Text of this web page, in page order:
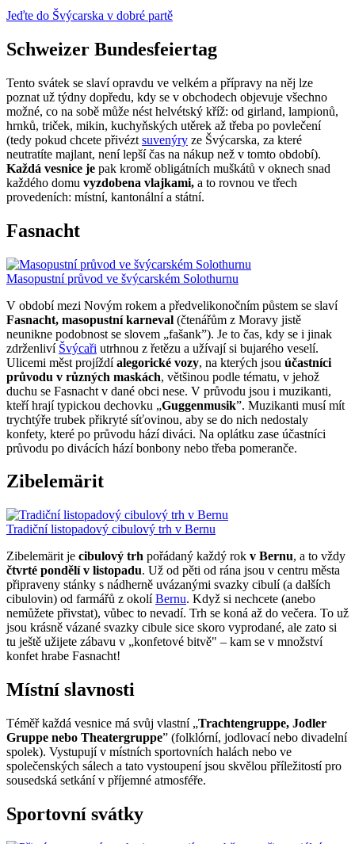
Jeďte do Švýcarska v dobré partě
Schweizer Bundesfeiertag
Tento svátek se slaví opravdu ve velkém a přípravy na něj lze
poznat už týdny dopředu, kdy se v obchodech objevuje všechno
možné, co na sobě může nést helvétský kříž: od girland, lampionů,
hrnků, triček, mikin, kuchyňských utěrek až třeba po povlečení
(tedy pokud chcete přivézt suvenýry ze Švýcarska, za které
neutratíte majlant, není lepší čas na nákup než v tomto období).
Každá vesnice je pak kromě obligátních muškátů v oknech snad
každého domu vyzdobena vlajkami, a to rovnou ve třech
provedeních: místní, kantonální a státní.
Fasnacht
Masopustní průvod ve švýcarském Solothurnu
V období mezi Novým rokem a předvelikonočním půstem se slaví
Fasnacht, masopustní karneval (čtenářům z Moravy jistě
neunikne podobnost se slovem „fašank”). Je to čas, kdy se i jinak
zdrženliví Švýcaři utrhnou z řetězu a užívají si bujarého veselí.
Ulicemi měst projíždíalegorické vozy, na kterých jsou účastníci
průvodu v různých maskách, většinou podle tématu, v jehož
duchu se Fasnacht v dané obci nese. V průvodu jsou i muzikanti,
kteří hrají typickou dechovku „Guggenmusik”. Muzikanti musí mít
trychtýře trubek přikryté síťovinou, aby se do nich nedostaly
konfety, které po průvodu hází diváci. Na oplátku zase účastníci
průvodu po divácích hází bonbony nebo třeba pomeranče.
Zibelemärit
Tradiční listopadový cibulový trh v Bernu
Zibelemärit je cibulový trh pořádaný každý rok v Bernu, a to vždy
čtvrté pondělí v listopadu. Už od pěti od rána jsou v centru města
připraveny stánky s nádherně uvázanými svazky cibulí (a dalších
cibulovin) od farmářů z okolíBernu. Když si nechcete (anebo
nemůžete přivstat), vůbec to nevadí. Trh se koná až do večera. To už
jsou krásně vázané svazky cibule sice skoro vyprodané, ale zato si
tu ještě užijete zábavu v „konfetové bitvě" – kam se v množství
konfet hrabe Fasnacht!
Místní slavnosti
Téměř každá vesnice má svůj vlastní „Trachtengruppe, Jodler
Gruppe nebo Theatergruppe” (folklórní, jodlovací nebo divadelní
spolek). Vystupují v místních sportovních halách nebo ve
společenských sálech a tato vystoupení jsou skvělou příležitostí pro
sousedská setkání v příjemné atmosféře.
Sportovní svátky